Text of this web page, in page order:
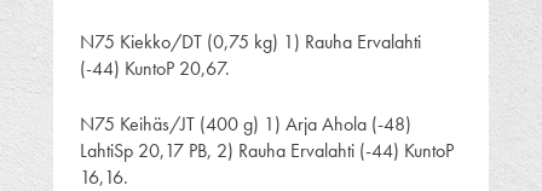
N75 Kiekko/DT (0,75 kg) 1) Rauha Ervalahti
(-44) KuntoP 20,67.
N75 Keihäs/JT (400 g) 1) Arja Ahola (-48)
LahtiSp 20,17 PB, 2) Rauha Ervalahti (-44) KuntoP
16,16.